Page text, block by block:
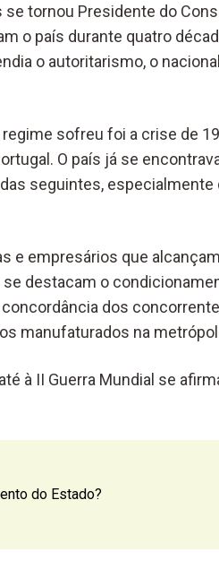
se tornou Presidente do
o país durante quatro
o autoritarismo, o
sofreu foi a crise de
O país já se
seguintes, especialmente
e empresários que
destacam o
dos
manufaturados na
à II Guerra Mundial se
do Estado?